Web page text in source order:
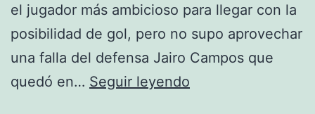
el jugador más ambicioso para llegar con la
posibilidad de gol, pero no supo aprovechar
una falla del defensa Jairo Campos que
quedó en… Seguir leyendo